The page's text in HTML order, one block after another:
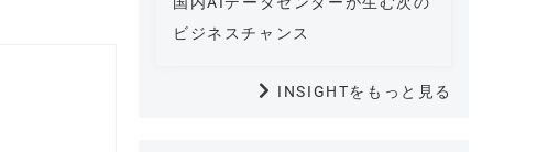
ビジネスチャンス
INSIGHTをもっと見る